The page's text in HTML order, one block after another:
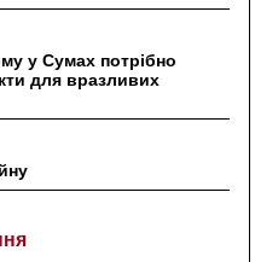
у Сумах потрібно
для вразливих